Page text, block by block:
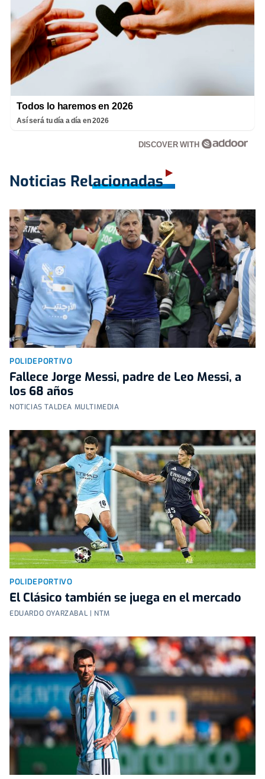
Todos lo haremos en 2026
Así será tu día a día en 2026
DISCOVER WITH
Noticias Relacionadas
POLIDEPORTIVO
Fallece Jorge Messi, padre de Leo Messi, a
los 68 años
NOTICIAS TALDEA MULTIMEDIA
POLIDEPORTIVO
El Clásico también se juega en el mercado
EDUARDO OYARZABAL | NTM